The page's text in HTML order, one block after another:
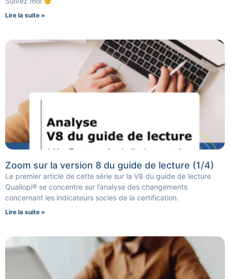
Lire la suite »
Zoom sur la version 8 du guide de lecture (1/4)
Le premier article de cette série sur la V8 du guide de lecture
Qualiopi® se concentre sur l’analyse des changements
concernant les indicateurs socles de la certification.
Lire la suite »